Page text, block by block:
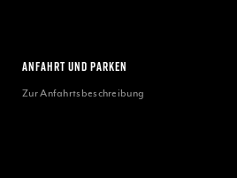
ANFAHRT UND PARKEN
Zur Anfahrtsbeschreibung